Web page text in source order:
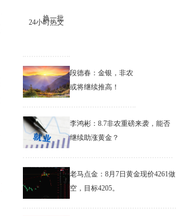
24小时热文
换一批
段德春：金银，非农
或将继续推高！
李鸿彬：8.7非农重磅来袭，能否
继续助涨黄金？
老马点金：8月7日黄金现价4261做
空，目标4205。